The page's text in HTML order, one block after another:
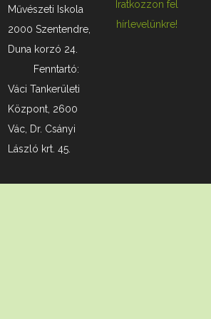
Művészeti Iskola
2000 Szentendre,
Duna korzó 24.
Fenntartó:
Váci Tankerületi
Központ, 2600
Vác, Dr. Csányi
László krt. 45.
Iratkozzon fel
hírlevelünkre!